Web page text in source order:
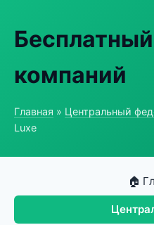
компаний
Главная » Центральный
Luxe
🏠